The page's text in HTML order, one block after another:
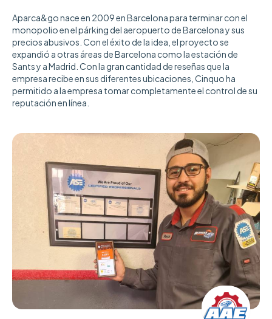
Aparca&go nace en 2009 en Barcelona para terminar con el
monopolio en el párking del aeropuerto de Barcelona y sus
precios abusivos. Con el éxito de la idea, el proyecto se
expandió a otras áreas de Barcelona como la estación de
Sants y a Madrid. Con la gran cantidad de reseñas que la
empresa recibe en sus diferentes ubicaciones, Cinquo ha
permitido a la empresa tomar completamente el control de su
reputación en línea.